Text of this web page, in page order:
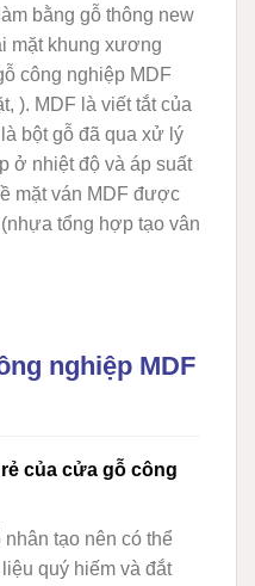
bằng gỗ thông new
mặt khung xương
công nghiệp MDF
). MDF là viết tắt của
bột gỗ đã qua xử lý
ở nhiệt độ và áp suất
mặt ván MDF được
tổng hợp tạo vân
nghiệp MDF
của cửa gỗ công
tạo nên có thể
quý hiếm và đắt